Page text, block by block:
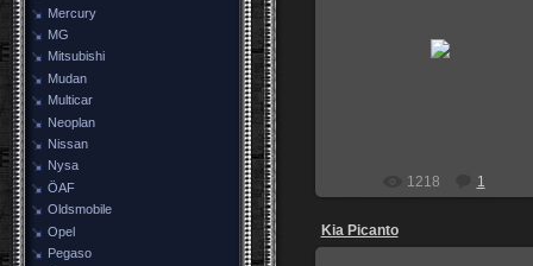
Mercury
MG
Mitsubishi
Mudan
Multicar
Neoplan
Nissan
Nysa
ÖAF
Oldsmobile
Opel
Pegaso
1218 1
Kia Picanto